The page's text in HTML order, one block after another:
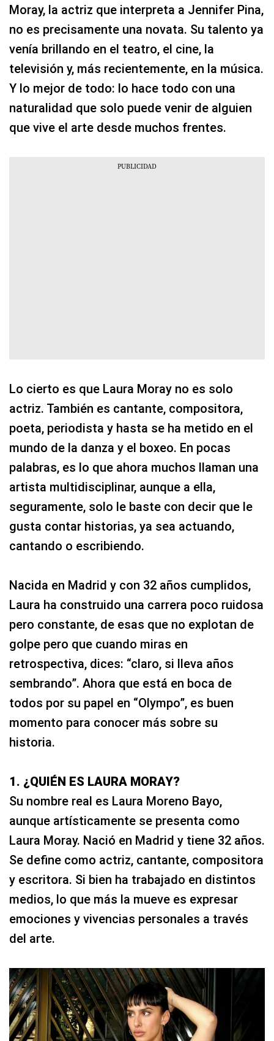
Moray, la actriz que interpreta a Jennifer Pina,
no es precisamente una novata. Su talento ya
venía brillando en el teatro, el cine, la
televisión y, más recientemente, en la música.
Y lo mejor de todo: lo hace todo con una
naturalidad que solo puede venir de alguien
que vive el arte desde muchos frentes.
Lo cierto es que Laura Moray no es solo
actriz. También es cantante, compositora,
poeta, periodista y hasta se ha metido en el
mundo de la danza y el boxeo. En pocas
palabras, es lo que ahora muchos llaman una
artista multidisciplinar, aunque a ella,
seguramente, solo le baste con decir que le
gusta contar historias, ya sea actuando,
cantando o escribiendo.
Nacida en Madrid y con 32 años cumplidos,
Laura ha construido una carrera poco ruidosa
pero constante, de esas que no explotan de
golpe pero que cuando miras en
retrospectiva, dices: “claro, si lleva años
sembrando”. Ahora que está en boca de
todos por su papel en “Olympo”, es buen
momento para conocer más sobre su
historia.
1. ¿QUIÉN ES LAURA MORAY?
Su nombre real es Laura Moreno Bayo,
aunque artísticamente se presenta como
Laura Moray. Nació en Madrid y tiene 32 años.
Se define como actriz, cantante, compositora
y escritora. Si bien ha trabajado en distintos
medios, lo que más la mueve es expresar
emociones y vivencias personales a través
del arte.